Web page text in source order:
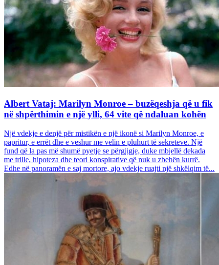
Albert Vataj: Marilyn Monroe – buzëqeshja që u fik
në shpërthimin e një ylli, 64 vite që ndaluan kohën
Një vdekje e denjë për mistikën e një ikonë si Marilyn Monroe, e
papritur, e errët dhe e veshur me velin e pluhurt të sekreteve. Një
fund që la pas më shumë pyetje se përgjigje, duke mbjellë dekada
me trille, hipoteza dhe teori konspirative që nuk u zbehën kurrë.
Edhe në panoramën e saj mortore, ajo vdekje ruajti një shkëlqim të...